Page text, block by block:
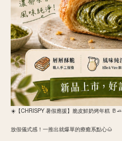
☀️【CHRISPY 暑假應援】脆皮鮮奶烤年糕 🥛🧈
​放假儀式感！一推出就爆單的療癒系點心🌰